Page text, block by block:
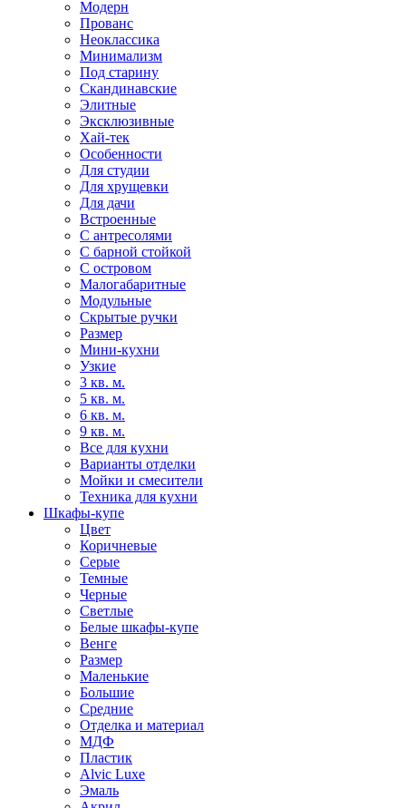
Модерн
Прованс
Неоклассика
Минимализм
Под старину
Скандинавские
Элитные
Эксклюзивные
Хай-тек
Особенности
Для студии
Для хрущевки
Для дачи
Встроенные
С антресолями
С барной стойкой
С островом
Малогабаритные
Модульные
Скрытые ручки
Размер
Мини-кухни
Узкие
3 кв. м.
5 кв. м.
6 кв. м.
9 кв. м.
Все для кухни
Варианты отделки
Мойки и смесители
Техника для кухни
Шкафы-купе
Цвет
Коричневые
Серые
Темные
Черные
Светлые
Белые шкафы-купе
Венге
Размер
Маленькие
Большие
Средние
Отделка и материал
МДФ
Пластик
Alvic Luxe
Эмаль